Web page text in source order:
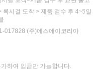
시걸 도착 > 제품 검수 후 4~5일
017828 (주)에스에이코리아
하여 입금만 가능합니다.